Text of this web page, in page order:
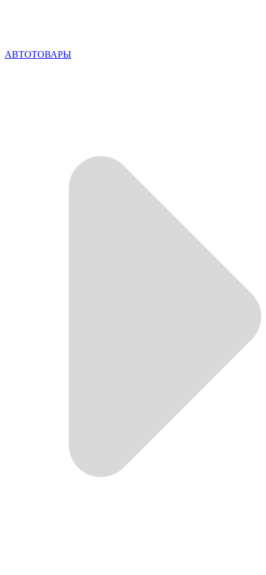
АВТОТОВАРЫ